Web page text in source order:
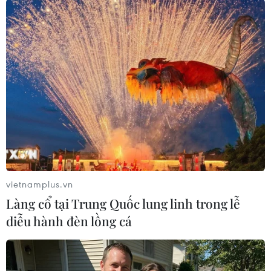
giật chiếc điện thoại rồi tăng ga bỏ chạy.
(TTXVN/Vietnam+)
#cướp giật tại chùa Kim Tiên #băng nhóm cướp giật
vietnamplus.vn
Làng cổ tại Trung Quốc lung linh trong lễ
diễu hành đèn lồng cá